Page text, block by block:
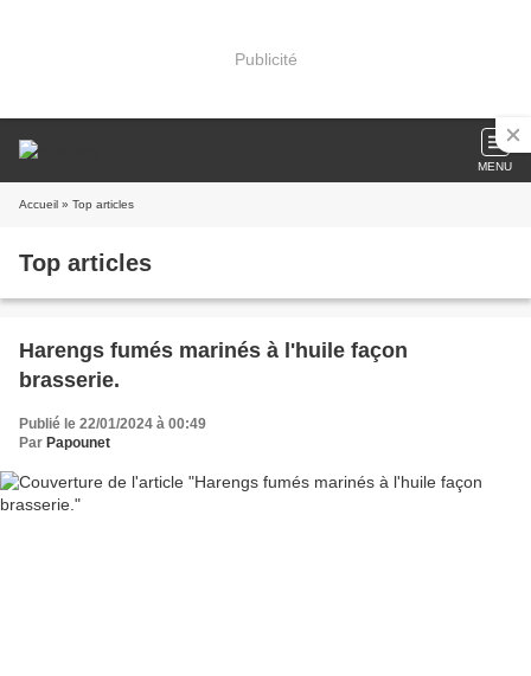
Publicité
MENU
Accueil » Top articles
Top articles
Harengs fumés marinés à l'huile façon
brasserie.
Publié le 22/01/2024 à 00:49
Par Papounet